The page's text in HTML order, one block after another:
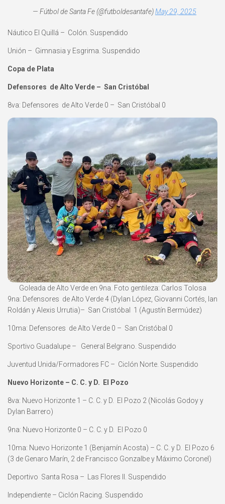
— Fútbol de Santa Fe (@futboldesantafe)May 29, 2025
Náutico El Quillá – Colón. Suspendido
Unión – Gimnasia y Esgrima. Suspendido
Copa de Plata
Defensores de Alto Verde – San Cristóbal
8va: Defensores de Alto Verde 0 – San Cristóbal 0
Goleada de Alto Verde en 9na. Foto gentileza: Carlos Tolosa
9na: Defensores de Alto Verde 4 (Dylan López, Giovanni Cortés, Ian
Roldán y Alexis Urrutia)– San Cristóbal 1 (Agustín Bermúdez)
10ma: Defensores de Alto Verde 0 – San Cristóbal 0
Sportivo Guadalupe – General Belgrano. Suspendido
Juventud Unida/Formadores FC – Ciclón Norte. Suspendido
Nuevo Horizonte – C. C. y D. El Pozo
8va: Nuevo Horizonte 1 – C. C. y D. El Pozo 2 (Nicolás Godoy y
Dylan Barrero)
9na: Nuevo Horizonte 0 – C. C. y D. El Pozo 0
10ma: Nuevo Horizonte 1 (Benjamín Acosta) – C. C. y D. El Pozo 6
(3 de Genaro Marín, 2 de Francisco Gonzalbe y Máximo Coronel)
Deportivo Santa Rosa – Las Flores II. Suspendido
Independiente – Ciclón Racing. Suspendido